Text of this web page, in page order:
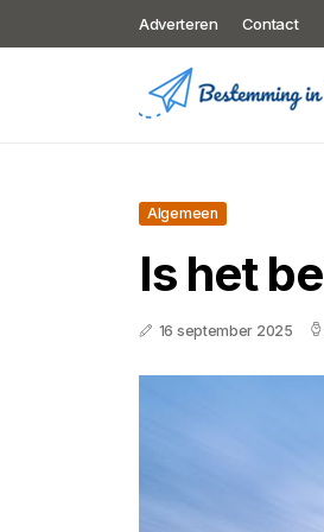
Adverteren Contact
Algemeen
Is het
16 september 2025